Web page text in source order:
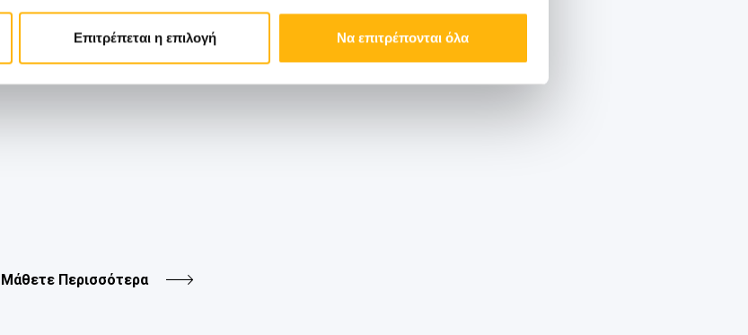
Επιτρέπεται η επιλογή Να επιτρέπονται όλα
Το ΙΑΣΩ Θεσσαλίας πραγματοποίησε και φέτος την καθιερωμένη
καλοκαιρινή εθελοντ...
Μάθετε Περισσότερα